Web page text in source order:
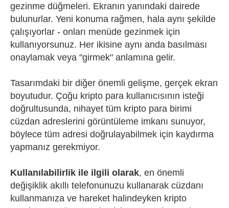
gezinme düğmeleri. Ekranın yanındaki dairede
bulunurlar. Yeni konuma rağmen, hala aynı şekilde
çalışıyorlar - onları menüde gezinmek için
kullanıyorsunuz. Her ikisine aynı anda basılması
onaylamak veya "girmek" anlamına gelir.
Tasarımdaki bir diğer önemli gelişme, gerçek ekran
boyutudur. Çoğu kripto para kullanıcısının isteği
doğrultusunda, nihayet tüm kripto para birimi
cüzdan adreslerini görüntüleme imkanı sunuyor,
böylece tüm adresi doğrulayabilmek için kaydırma
yapmanız gerekmiyor.
Kullanılabilirlik ile ilgili olarak, en önemli
değişiklik akıllı telefonunuzu kullanarak cüzdanı
kullanmanıza ve hareket halindeyken kripto